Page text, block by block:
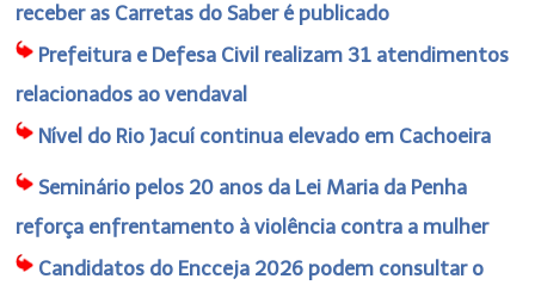
receber as Carretas do Saber é publicado
Prefeitura e Defesa Civil realizam 31 atendimentos
relacionados ao vendaval
Nível do Rio Jacuí continua elevado em Cachoeira
Seminário pelos 20 anos da Lei Maria da Penha
reforça enfrentamento à violência contra a mulher
Candidatos do Encceja 2026 podem consultar o